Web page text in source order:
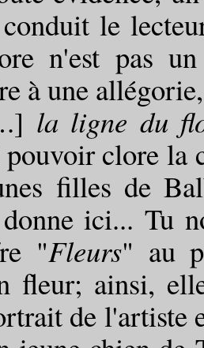
le
n'est pas
à une
.] la ligne du
clore la
filles de
ici... Tu
"Fleurs" au
fleur; ainsi,
de l'artiste